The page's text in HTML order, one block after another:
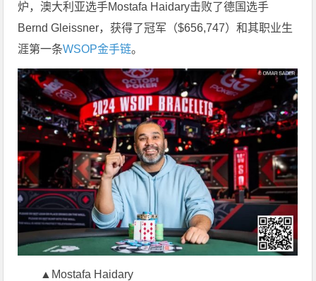
炉，澳大利亚选手Mostafa Haidary击败了德国选手
Bernd Gleissner，获得了冠军（$656,747）和其职业生
涯第一条WSOP金手链。
▲Mostafa Haidary